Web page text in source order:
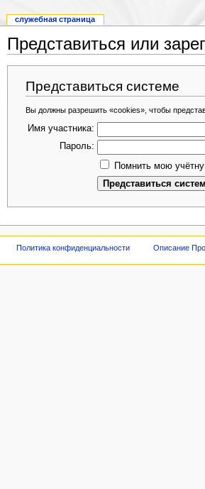
Представиться или
Представиться системе
Вы должны разрешить «cookies», чтобы
Имя участника:
Пароль:
Помнить мою
служебная страница
Политика конфиденциальности Описание